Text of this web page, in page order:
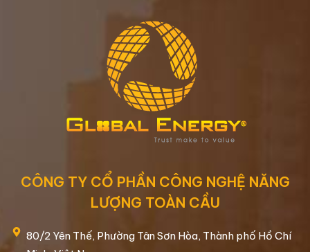
CÔNG TY CỔ PHẦN CÔNG NGHỆ NĂNG
LƯỢNG TOÀN CẦU
80/2 Yên Thế, Phường Tân Sơn Hòa, Thành phố Hồ Chí